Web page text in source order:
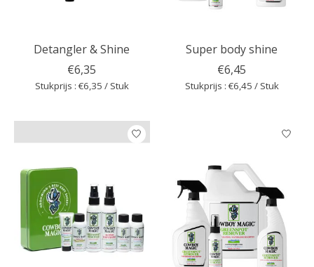
Detangler & Shine
€6,35
Stukprijs : €6,35 / Stuk
Super body shine
€6,45
Stukprijs : €6,45 / Stuk